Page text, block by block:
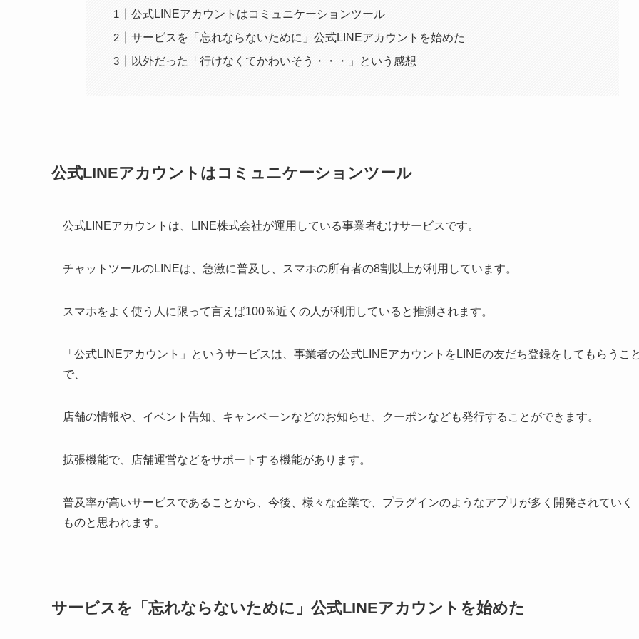
公式LINEアカウントはコミュニケーションツール
サービスを「忘れならないために」公式LINEアカウントを始めた
以外だった「行けなくてかわいそう・・・」という感想
公式LINEアカウントはコミュニケーションツール
公式LINEアカウントは、LINE株式会社が運用している事業者むけサービスです。
チャットツールのLINEは、急激に普及し、スマホの所有者の8割以上が利用しています。
スマホをよく使う人に限って言えば100％近くの人が利用していると推測されます。
「公式LINEアカウント」というサービスは、事業者の公式LINEアカウントをLINEの友だち登録をしてもらうこ
で、
店舗の情報や、イベント告知、キャンペーンなどのお知らせ、クーポンなども発行することができます。
拡張機能で、店舗運営などをサポートする機能があります。
普及率が高いサービスであることから、今後、様々な企業で、プラグインのようなアプリが多く開発されていく
ものと思われます。
サービスを「忘れならないために」公式LINEアカウントを始めた